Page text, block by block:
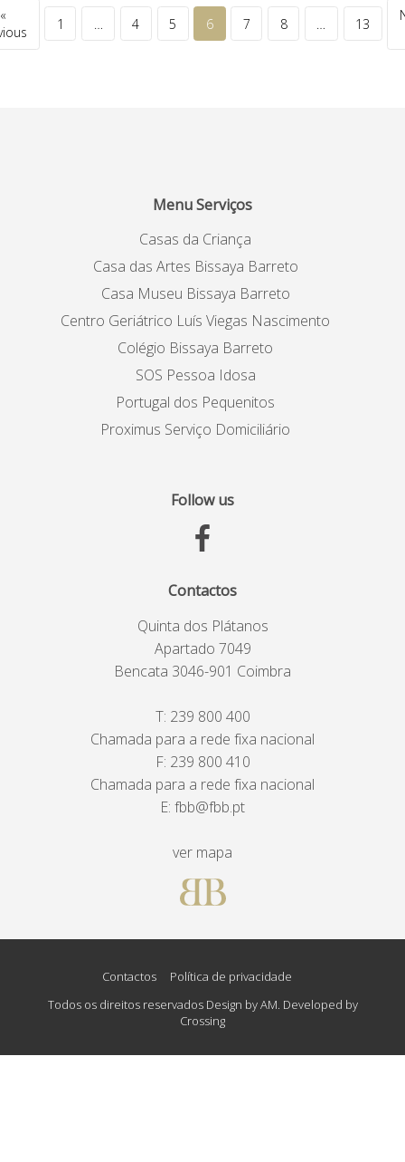
«
1 4 5 6 7 8 13
Menu Serviços
Casas da Criança
Casa das Artes Bissaya Barreto
Casa Museu Bissaya Barreto
Centro Geriátrico Luís Viegas Nascimento
Colégio Bissaya Barreto
SOS Pessoa Idosa
Portugal dos Pequenitos
Proximus Serviço Domiciliário
Follow us
Contactos
Quinta dos Plátanos
Apartado 7049
Bencata 3046-901 Coimbra
T: 239 800 400
Chamada para a rede fixa nacional
F: 239 800 410
Chamada para a rede fixa nacional
E: fbb@fbb.pt
ver mapa
Contactos
Política de privacidade
Todos os direitos reservados Design by AM. Developed by
Crossing